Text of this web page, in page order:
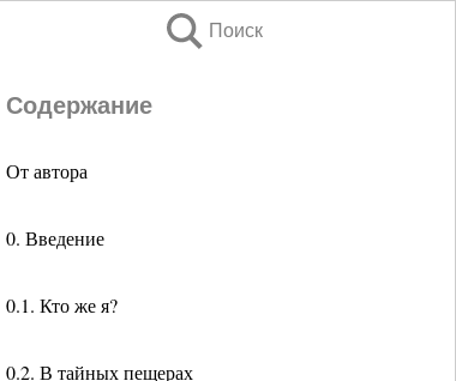
Поиск
Содержание
От автора
0. Введение
0.1. Кто же я?
0.2. В тайных пещерах